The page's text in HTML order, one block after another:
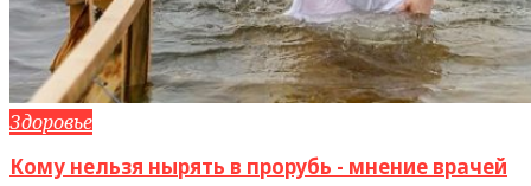
Здоровье
Кому нельзя нырять в прорубь - мнение врачей